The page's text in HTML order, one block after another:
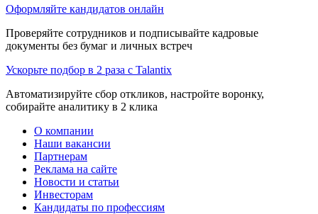
Оформляйте кандидатов онлайн
Проверяйте сотрудников и подписывайте кадровые
документы без бумаг и личных встреч
Ускорьте подбор в 2 раза с Talantix
Автоматизируйте сбор откликов, настройте воронку,
собирайте аналитику в 2 клика
О компании
Наши вакансии
Партнерам
Реклама на сайте
Новости и статьи
Инвесторам
Кандидаты по профессиям